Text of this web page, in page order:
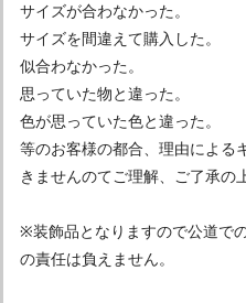
サイズが合わなかった。
サイズを間違えて購入した。
似合わなかった。
思っていた物と違った。
色が思っていた色と違った。
等のお客様の都合、理由による
きませんのてご理解、ご了承の
※装飾品となりますので公道で
の責任は負えません。